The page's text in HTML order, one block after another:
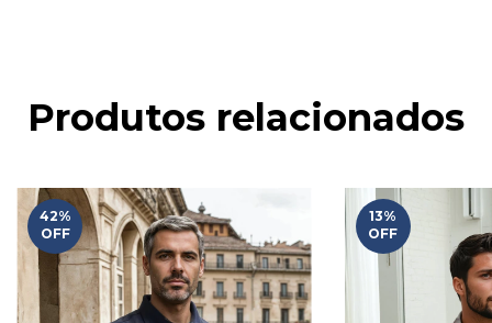
Produtos relacionados
42%
OFF
13%
OFF